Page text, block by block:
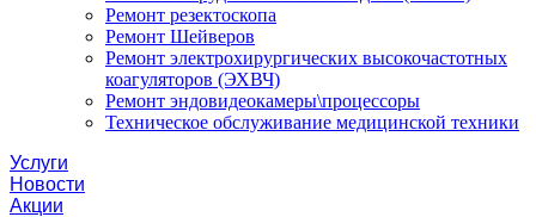
Ремонт резектоскопа
Ремонт Шейверов
Ремонт электрохирургических высокочастотных
коагуляторов (ЭХВЧ)
Ремонт эндовидеокамеры\процессоры
Техническое обслуживание медицинской техники
Услуги
Новости
Акции